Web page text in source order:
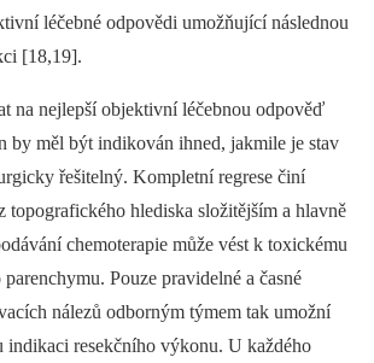
léčebné odpovědi umožňující následnou
[18,19].
na nejlepší objektivní léčebnou odpověď
by měl být indikován ihned, jakmile je stav
řešitelný. Kompletní regrese činí
hlediska složitějším a hlavně
chemoterapie může vést k toxickému
Pouze pravidelné a časné
nálezů odborným týmem tak umožní
indikaci resekčního výkonu. U každého